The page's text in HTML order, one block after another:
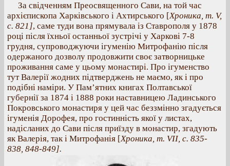
За свідченням Преосвященного Сави, на той час
архієпископа Харківського і Ахтирського [Хроника, т. V,
с. 821], саме туди вона прямувала із Ставрополя у 1878
році після їхньої останньої зустрічі у Харкові 7-8
грудня, супроводжуючи ігуменію Митрофанію після
одержаного дозволу продовжити своє затворницьке
проживання саме у цьому монастирі. Про ігуменство
тут Валерії жодних підтверджень не маємо, як і про
подібні наміри. У Пам’ятних книгах Полтавської
губернії за 1874 і 1888 роки наставницею Ладинського
Покровського монастиря у цей час беззмінно згадується
ігуменія Дорофея, про гостинність якої у листах,
надісланих до Сави після приїзду в монастир, згадують
як Валерія, так і Митрофанія [Хроника, т. VІІ, с. 835-
838, 848-849].